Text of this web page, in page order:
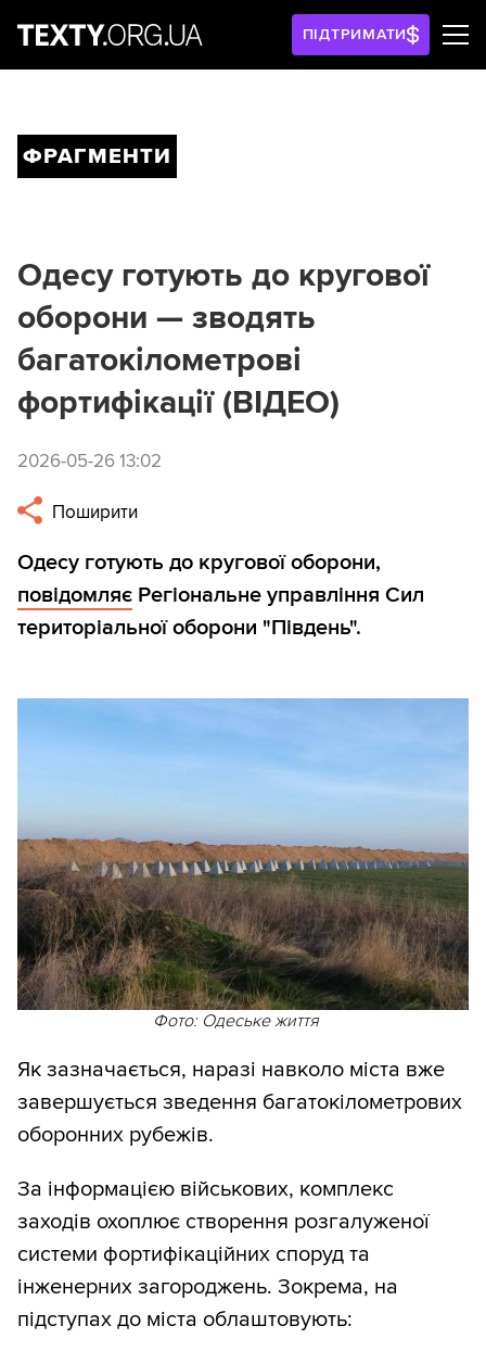
ПІДТРИМАТИ
ФРАГМЕНТИ
Одесу готують до кругової
оборони — зводять
багатокілометрові
фортифікації (ВІДЕО)
2026-05-26 13:02
Поширити
Одесу готують до кругової оборони,
повідомляє Регіональне управління Сил
територіальної оборони "Південь".
Фото: Одеське життя
Як зазначається, наразі навколо міста вже
завершується зведення багатокілометрових
оборонних рубежів.
За інформацією військових, комплекс
заходів охоплює створення розгалуженої
системи фортифікаційних споруд та
інженерних загороджень. Зокрема, на
підступах до міста облаштовують: